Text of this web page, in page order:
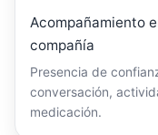
Acompañamiento
compañía
Presencia de
conversación,
medicación.